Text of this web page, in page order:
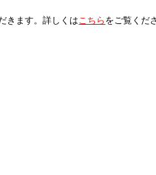
ます。詳しくはこちらをご覧ください